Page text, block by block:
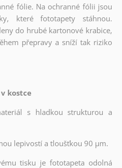
fólie. Na ochranné fólii jsou
které fototapety stáhnou.
do hrubé kartonové krabice,
přepravy a sníží tak riziko
kostce
s hladkou strukturou a
lepivostí a tloušťkou 90 µm.
tisku je fototapeta odolná